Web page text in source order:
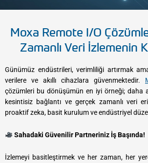
Moxa Remote I/O
Zamanlı Veri İzlemenin
Günümüz endüstrileri, verimliliği artırmak
verilere ve akıllı cihazlara güvenmektedir.
çözümleri bu dönüşümün en iyi örneği; daha
kesintisiz bağlantı ve gerçek zamanlı veri
proaktif zeka, basit kurulum ve endüstriyel
Sahadaki Güvenilir Partneriniz İş Başında!
İzlemeyi basitleştirmek ve her zaman, her